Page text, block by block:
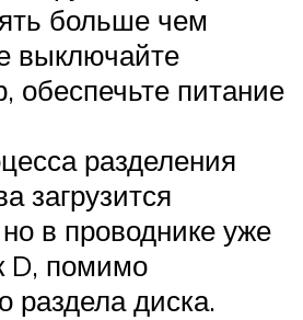
больше чем
выключайте
обеспечьте питание
разделения
загрузится
в проводнике уже
D, помимо
раздела диска.